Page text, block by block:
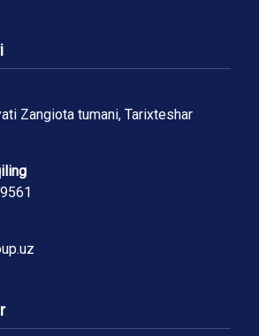
Zangiota tumani, Tarixteshar